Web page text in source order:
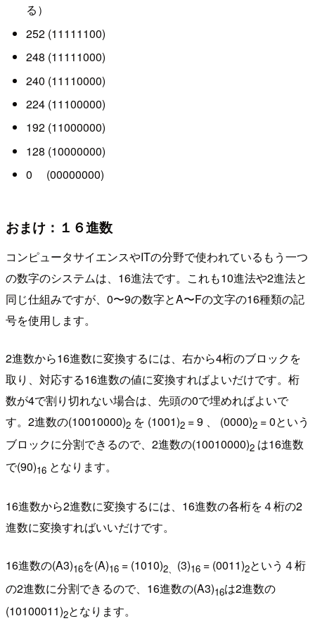
る）
252 (11111100)
248 (11111000)
240 (11110000)
224 (11100000)
192 (11000000)
128 (10000000)
0 (00000000)
おまけ：１６進数
コンピュータサイエンスやITの分野で使われているもう一つ
の数字のシステムは、16進法です。これも10進法や2進法と
同じ仕組みですが、0〜9の数字とA〜Fの文字の16種類の記
号を使用します。
2進数から16進数に変換するには、右から4桁のブロックを
取り、対応する16進数の値に変換すればよいだけです。桁
数が4で割り切れない場合は、先頭の0で埋めればよいで
す。2進数の(10010000)2 を (1001)2 = 9 、 (0000)2 = 0という
ブロックに分割できるので、2進数の(10010000)2 は16進数
で(90)16 となります。
16進数から2進数に変換するには、16進数の各桁を４桁の2
進数に変換すればいいだけです。
16進数の(A3)16を(A)16 = (1010)2、 (3)16 = (0011)2という４桁
の2進数に分割できるので、16進数の(A3)16は2進数の
(10100011)2となります。